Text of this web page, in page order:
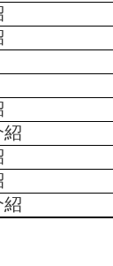
紹
紹